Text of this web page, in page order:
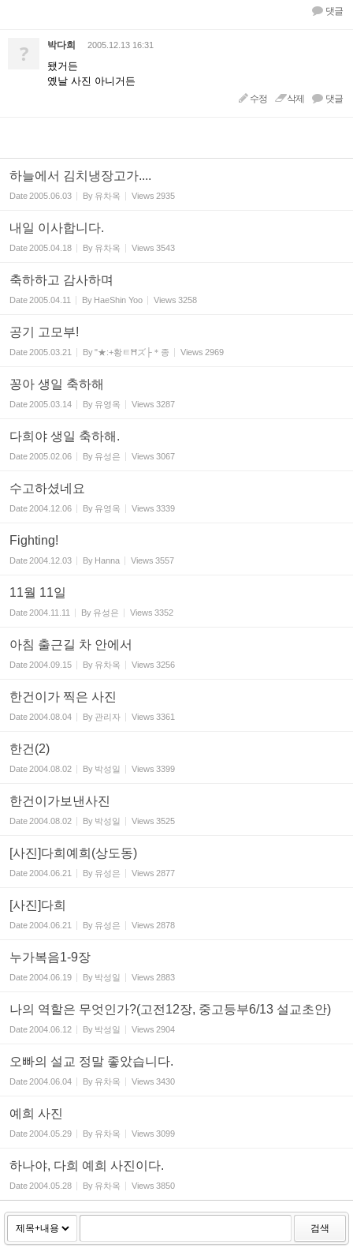
댓글
? 박다희 2005.12.13 16:31
됐거든
옜날 사진 아니거든
수정 삭제 댓글
하늘에서 김치냉장고가....
Date2005.06.03 By 유차옥 Views 2935
내일 이사합니다.
Date2005.04.18 By 유차옥 Views 3543
축하하고 감사하며
Date2005.04.11 By HaeShin Yoo Views 3258
공기 고모부!
Date2005.03.21 By"★:+황ㅌĦズ├＊종 Views 2969
꽁아 생일 축하해
Date2005.03.14 By 유영옥 Views 3287
다희야 생일 축하해.
Date2005.02.06 By 유성은 Views 3067
수고하셨네요
Date2004.12.06 By 유영옥 Views 3339
Fighting!
Date2004.12.03 By Hanna Views 3557
11월 11일
Date2004.11.11 By 유성은 Views 3352
아침 출근길 차 안에서
Date2004.09.15 By 유차옥 Views 3256
한건이가 찍은 사진
Date2004.08.04 By 관리자 Views 3361
한건(2)
Date2004.08.02 By 박성일 Views 3399
한건이가보낸사진
Date2004.08.02 By 박성일 Views 3525
[사진]다희예희(상도동)
Date2004.06.21 By 유성은 Views 2877
[사진]다희
Date2004.06.21 By 유성은 Views 2878
누가복음1-9장
Date2004.06.19 By 박성일 Views 2883
나의 역할은 무엇인가?(고전12장, 중고등부6/13 설교초안)
Date2004.06.12 By 박성일 Views 2904
오빠의 설교 정말 좋았습니다.
Date2004.06.04 By 유차옥 Views 3430
예희 사진
Date2004.05.29 By 유차옥 Views 3099
하나야, 다희 예희 사진이다.
Date2004.05.28 By 유차옥 Views 3850
검색